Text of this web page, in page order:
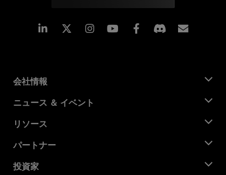
Linkedin Instagram Facebook
会社情報
AMD について
企業責任
キャリア
お問い合わせ
ニュース ＆ イベント
ニュースルーム
メディア ライブラリ
リソース
デベロッパー セントラル
ケース スタディ
パートナー
AMD パートナー ハブ
投資家